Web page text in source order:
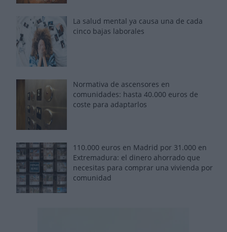
La salud mental ya causa una de cada
cinco bajas laborales
Normativa de ascensores en
comunidades: hasta 40.000 euros de
coste para adaptarlos
110.000 euros en Madrid por 31.000 en
Extremadura: el dinero ahorrado que
necesitas para comprar una vivienda por
comunidad